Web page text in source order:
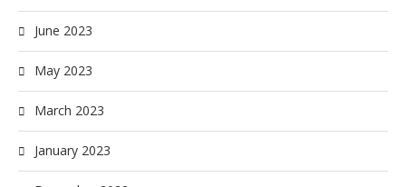
June 2023
May 2023
March 2023
January 2023